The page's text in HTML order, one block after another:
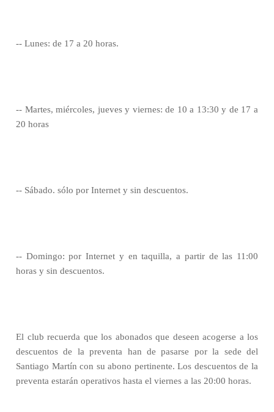
-- Lunes: de 17 a 20 horas.
-- Martes, miércoles, jueves y viernes: de 10 a 13:30 y de 17 a
20 horas
-- Sábado. sólo por Internet y sin descuentos.
-- Domingo: por Internet y en taquilla, a partir de las 11:00
horas y sin descuentos.
El club recuerda que los abonados que deseen acogerse a los
descuentos de la preventa han de pasarse por la sede del
Santiago Martín con su abono pertinente. Los descuentos de la
preventa estarán operativos hasta el viernes a las 20:00 horas.